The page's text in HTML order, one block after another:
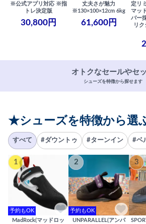
※公式アプリ対応 ※指
トレ決定版
30,800円
丈夫さが魅力
※130×100×12cm 6kg
61,600円
定リ
マッ
バー
リ
オトクなセールやセ
シューズを特徴から探せます
★シューズを特徴から選
すべて #ダウントゥ #ターンイン #ベ
1
予約もOK
MadRock(マッドロッ
2
予約もOK
UNPARALLEL(アンパ
3